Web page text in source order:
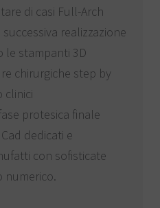
di casi Full-Arch
realizzazione
le stampanti 3D
chirurgiche step by
clinici
protesica finale
dedicati e
con sofisticate
numerico.